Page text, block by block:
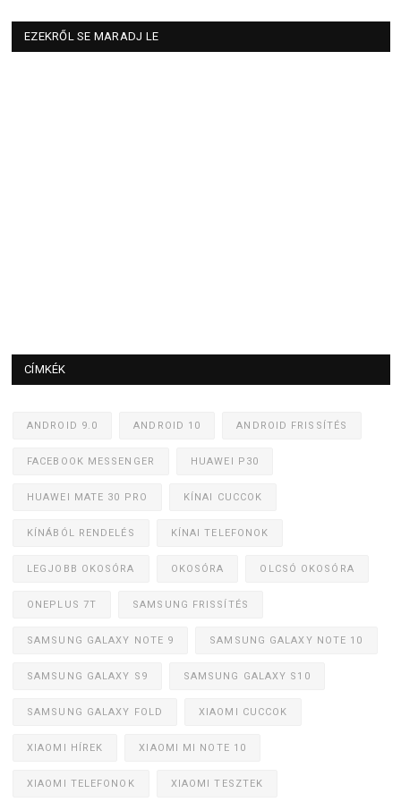
EZEKRŐL SE MARADJ LE
CÍMKÉK
ANDROID 9.0 ANDROID 10 ANDROID FRISSÍTÉS
FACEBOOK MESSENGER HUAWEI P30
HUAWEI MATE 30 PRO KÍNAI CUCCOK
KÍNÁBÓL RENDELÉS KÍNAI TELEFONOK
LEGJOBB OKOSÓRA OKOSÓRA OLCSÓ OKOSÓRA
ONEPLUS 7T SAMSUNG FRISSÍTÉS
SAMSUNG GALAXY NOTE 9 SAMSUNG GALAXY NOTE 10
SAMSUNG GALAXY S9 SAMSUNG GALAXY S10
SAMSUNG GALAXY FOLD XIAOMI CUCCOK
XIAOMI HÍREK XIAOMI MI NOTE 10
XIAOMI TELEFONOK XIAOMI TESZTEK